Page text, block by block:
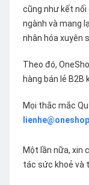
cũng như kết
ngành và mang
nhân hóa xuyên
Theo đó,
hàng bán lẻ B2B
Mọi thắc mắc
Một lần nữa, xin
tác sức khoẻ và